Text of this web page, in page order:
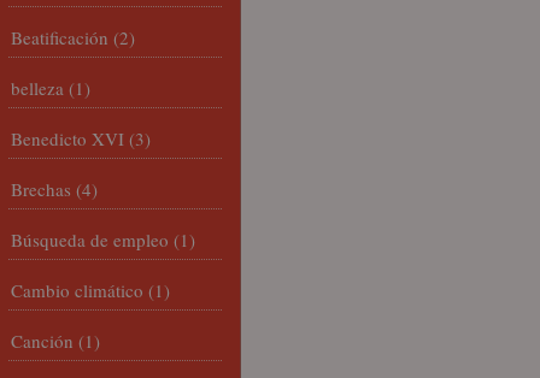
Beatificación (2)
belleza (1)
Benedicto XVI (3)
Brechas (4)
Búsqueda de empleo (1)
Cambio climático (1)
Canción (1)